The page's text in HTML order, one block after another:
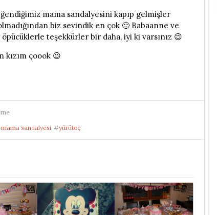
mama sandalyesini kapıp gelmişler
biz sevindik en çok 🙂 Babaanne ve
teşekkürler bir daha, iyi ki varsınız 😉
kızım çoook 😉
mama sandalyesi #yürüteç